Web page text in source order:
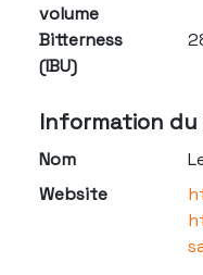
volume
Bitterness
(IBU)
Information
Nom
Website